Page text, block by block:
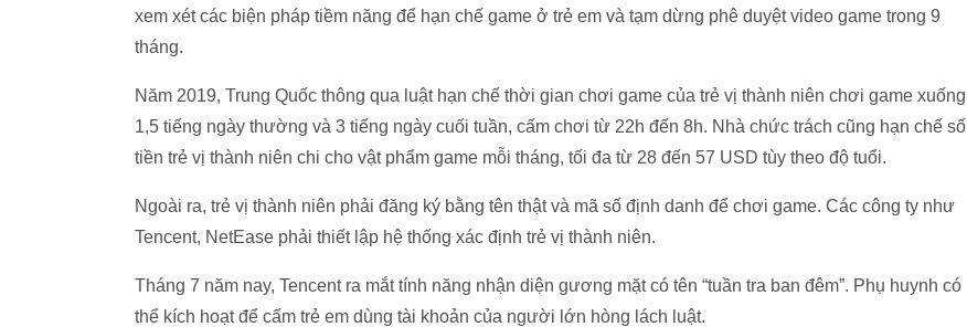
xem xét các biện pháp tiềm năng để hạn chế game ở trẻ em và tạm dừng phê duyệt video game trong 9
tháng.
Năm 2019, Trung Quốc thông qua luật hạn chế thời gian chơi game của trẻ vị thành niên chơi game xuống
1,5 tiếng ngày thường và 3 tiếng ngày cuối tuần, cấm chơi từ 22h đến 8h. Nhà chức trách cũng hạn chế số
tiền trẻ vị thành niên chi cho vật phẩm game mỗi tháng, tối đa từ 28 đến 57 USD tùy theo độ tuổi.
Ngoài ra, trẻ vị thành niên phải đăng ký bằng tên thật và mã số định danh để chơi game. Các công ty như
Tencent, NetEase phải thiết lập hệ thống xác định trẻ vị thành niên.
Tháng 7 năm nay, Tencent ra mắt tính năng nhận diện gương mặt có tên “tuần tra ban đêm”. Phụ huynh có
thể kích hoạt để cấm trẻ em dùng tài khoản của người lớn hòng lách luật.